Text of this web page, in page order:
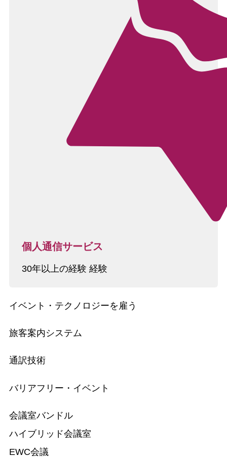
個人通信サービス
30年以上の経験 経験
イベント・テクノロジーを雇う
旅客案内システム
通訳技術
バリアフリー・イベント
会議室バンドル
ハイブリッド会議室
EWC会議